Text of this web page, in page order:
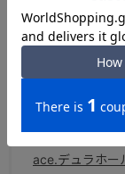
シリーズにつ
ace. 『デュラホ
北海道赤平市
バッグシリーズ
ハンドル部分
じられる高級
力です。
ace.デュラホー